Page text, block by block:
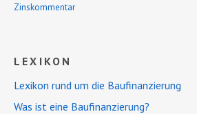
Zinskommentar
LEXIKON
Lexikon rund um die Baufinanzierung
Was ist eine Baufinanzierung?